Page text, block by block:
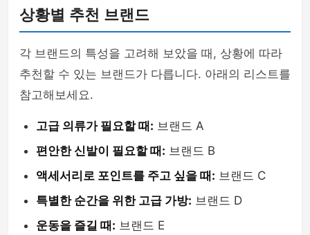
상황별 추천 브랜드
각 브랜드의 특성을 고려해 보았을 때, 상황에 따라
추천할 수 있는 브랜드가 다릅니다. 아래의 리스트를
참고해보세요.
고급 의류가 필요할 때: 브랜드 A
편안한 신발이 필요할 때: 브랜드 B
액세서리로 포인트를 주고 싶을 때: 브랜드 C
특별한 순간을 위한 고급 가방: 브랜드 D
운동을 즐길 때: 브랜드 E